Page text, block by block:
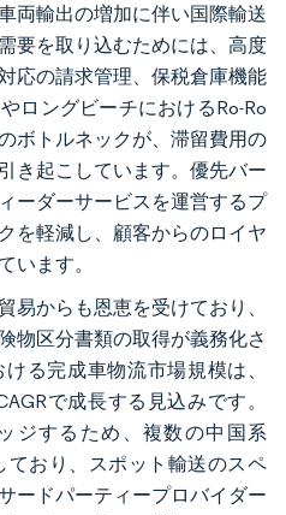
両輸出の増加に伴い国際輸送
要を取り込むためには、高度
応の請求管理、保税倉庫機能
ロングビーチにおけるRo-Ro
ボトルネックが、滞留費用の
き起こしています。優先バー
ーダーサービスを運営するプ
を軽減し、顧客からのロイヤ
います。
易からも恩恵を受けており、
物区分書類の取得が義務化さ
る完成車物流市場規模は、
で成長する見込みです。
ジするため、複数の中国系
ており、スポット輸送のスペ
ードパーティープロバイダー